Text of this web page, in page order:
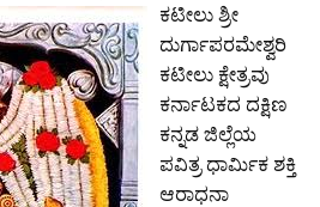
ಕಟೀಲು ಶ್ರೀ
ದುರ್ಗಾಪರಮೇಶ್ವರಿ
ಕಟೀಲು ಕ್ಷೇತ್ರವು
ಕರ್ನಾಟಕದ ದಕ್ಷಿಣ
ಕನ್ನಡ ಜಿಲ್ಲೆಯ
ಪವಿತ್ರ ಧಾರ್ಮಿಕ ಶಕ್ತಿ
ಆರಾಧನಾ